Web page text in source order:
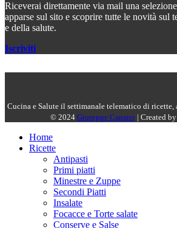
Riceverai direttamente via mail una
apparse sul sito e scoprire tutte le novità sul
e della salute.
Iscriviti
Cucina e Salute il settimanale telematico di ricette,
© 2024 Giuseppe Capano | Created by
Home
Ricette
Antipasti
Primi piatti
Minestre e Zuppe
Secondi Piatti
Insalate
Focacce e Torte salate
Conserve e Salse